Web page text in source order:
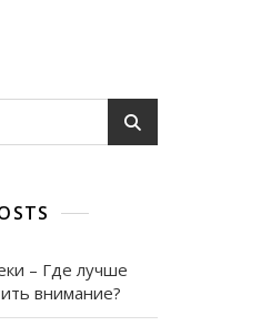
– Где лучше
внимание?